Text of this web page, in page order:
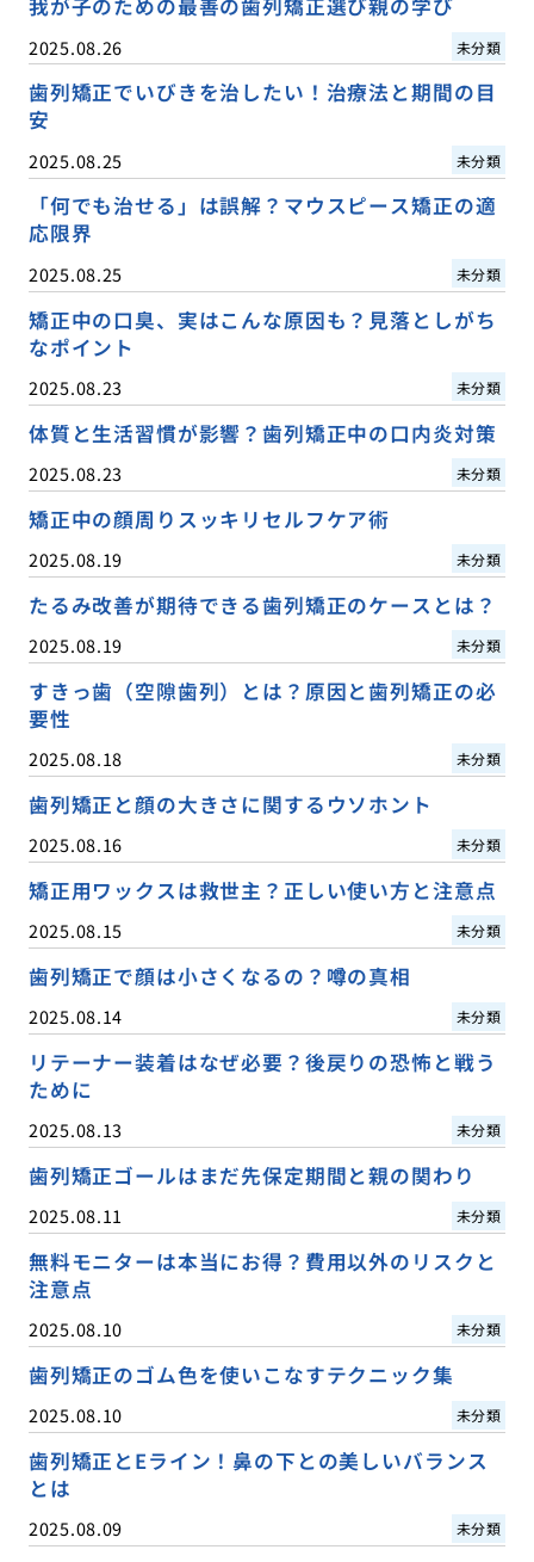
我が子のための最善の歯列矯正選び親の学び
2025.08.26 未分類
歯列矯正でいびきを治したい！治療法と期間の目
安
2025.08.25 未分類
「何でも治せる」は誤解？マウスピース矯正の適
応限界
2025.08.25 未分類
矯正中の口臭、実はこんな原因も？見落としがち
なポイント
2025.08.23 未分類
体質と生活習慣が影響？歯列矯正中の口内炎対策
2025.08.23 未分類
矯正中の顔周りスッキリセルフケア術
2025.08.19 未分類
たるみ改善が期待できる歯列矯正のケースとは？
2025.08.19 未分類
すきっ歯（空隙歯列）とは？原因と歯列矯正の必
要性
2025.08.18 未分類
歯列矯正と顔の大きさに関するウソホント
2025.08.16 未分類
矯正用ワックスは救世主？正しい使い方と注意点
2025.08.15 未分類
歯列矯正で顔は小さくなるの？噂の真相
2025.08.14 未分類
リテーナー装着はなぜ必要？後戻りの恐怖と戦う
ために
2025.08.13 未分類
歯列矯正ゴールはまだ先保定期間と親の関わり
2025.08.11 未分類
無料モニターは本当にお得？費用以外のリスクと
注意点
2025.08.10 未分類
歯列矯正のゴム色を使いこなすテクニック集
2025.08.10 未分類
歯列矯正とEライン！鼻の下との美しいバランス
とは
2025.08.09 未分類